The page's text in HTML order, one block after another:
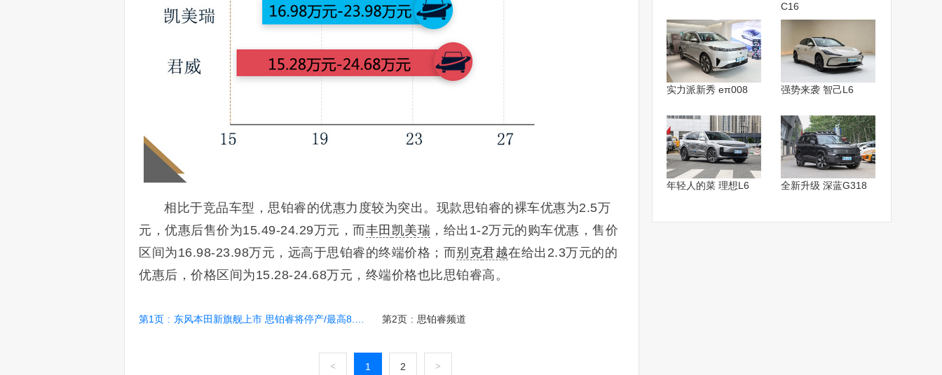
相比于竞品车型，思铂睿的优惠力度较为突出。现款思铂睿的裸车优惠为2.5万
元，优惠后售价为15.49-24.29万元，而丰田 凯美瑞 ，给出1-2万元的购车优惠，售价
区间为16.98-23.98万元，远高于思铂睿的终端价格；而别克君越在给出2.3万元的的
优惠后，价格区间为15.28-24.68万元，终端价格也比思铂睿高。
第1页 : 东风本田新旗舰上市 思铂睿将停产/最高8.5折优惠 第2页 : 思铂睿频道
< 1 2 >
C16
实力派新秀 eπ008 强势来袭 智己L6
年轻人的菜 理想L6 全新升级 深蓝G318